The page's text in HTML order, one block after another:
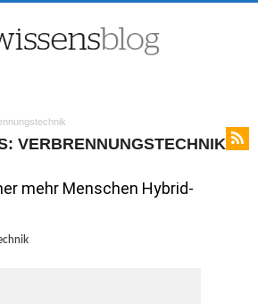
VERBRENNUNGSTECHNIK
mehr Menschen Hybrid-